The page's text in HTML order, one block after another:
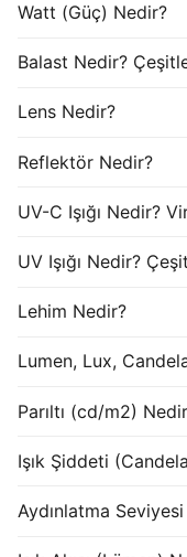
Watt (Güç) Nedir?
Balast Nedir?
Lens Nedir?
Reflektör Nedir?
UV-C Işığı Nedir?
UV Işığı Nedir?
Lehim Nedir?
Lumen, Lux,
Parıltı (cd/m2)
Işık Şiddeti
Aydınlatma